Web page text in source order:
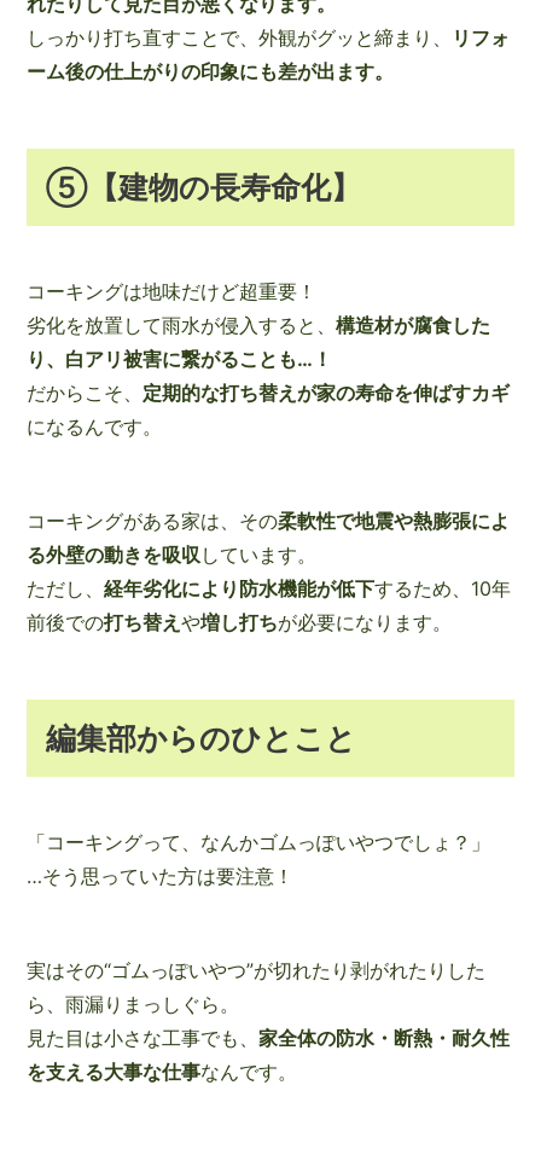
しっかり打ち直すことで、外観がグッと締まり、
リフォ
ーム後の仕上がりの印象にも差が出ます。
⑤【建物の長寿命化】
コーキングは地味だけど超重要！
劣化を放置して雨水が侵入すると、 構造材が腐食した
り、白アリ被害に繋がることも…！
だからこそ、 定期的な打ち替えが家の寿命を伸ばすカギ
になるんです。
コーキングがある家は、その柔軟性で地震や熱膨張によ
る外壁の動きを吸収 しています。
ただし、 経年劣化により防水機能が低下するため、10年
前後での打ち替え や増し打ちが必要になります。
編集部からのひとこと
「コーキングって、なんかゴムっぽいやつでしょ？」
…そう思っていた方は要注意！
実はその“ゴムっぽいやつ”が切れたり剥がれたりした
ら、雨漏りまっしぐら。
見た目は小さな工事でも、 家全体の防水・断熱・耐久性
を支える大事な仕事なんです。